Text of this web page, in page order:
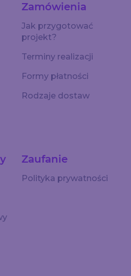
Zaufanie
Polityka prywatności
Zamówienia
Jak przygotować
projekt?
Terminy realizacji
Formy płatności
Rodzaje dostaw